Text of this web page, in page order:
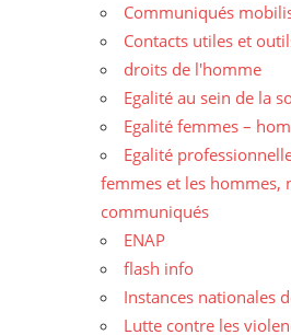
Communiqués
Contacts utiles et
droits de l'homme
Egalité au sein de la
Egalité femmes –
Egalité
femmes et les hommes,
communiqués
ENAP
flash info
Instances nationales
Lutte contre les